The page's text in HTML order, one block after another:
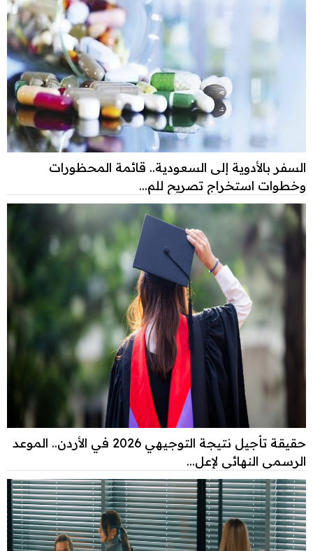
السفر بالأدوية إلى السعودية.. قائمة المحظورات
وخطوات استخراج تصريح للم...
حقيقة تأجيل نتيجة التوجيهي 2026 في الأردن.. الموعد
الرسمي النهائي لإعل...